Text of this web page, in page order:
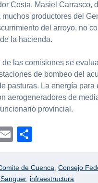
Costa, Masiel Carrasco,
productores del
del arroyo, no
la hacienda.
de las comisiones se
de bombeo del
pasturas. La energía para
aerogeneradores de
provincial.
TwitterEmail
de Cuenca ,Consejo
, infraestructura